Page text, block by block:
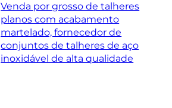
Venda por grosso de talheres
planos com acabamento
martelado, fornecedor de
conjuntos de talheres de aço
inoxidável de alta qualidade